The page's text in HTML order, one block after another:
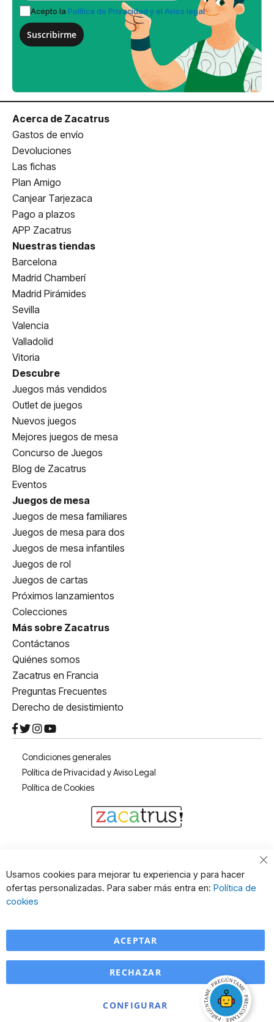
Acepto la Política de Privacidad y el Aviso legal
Suscribirme
Acerca de Zacatrus
Gastos de envío
Devoluciones
Las fichas
Plan Amigo
Canjear Tarjezaca
Pago a plazos
APP Zacatrus
Nuestras tiendas
Barcelona
Madrid Chamberí
Madrid Pirámides
Sevilla
Valencia
Valladolid
Vitoria
Descubre
Juegos más vendidos
Outlet de juegos
Nuevos juegos
Mejores juegos de mesa
Concurso de Juegos
Blog de Zacatrus
Eventos
Juegos de mesa
Juegos de mesa familiares
Juegos de mesa para dos
Juegos de mesa infantiles
Juegos de rol
Juegos de cartas
Próximos lanzamientos
Colecciones
Más sobre Zacatrus
Contáctanos
Quiénes somos
Zacatrus en Francia
Preguntas Frecuentes
Derecho de desistimiento
Condiciones generales
Política de Privacidad y Aviso Legal
Política de Cookies
Usamos cookies para mejorar tu experiencia y para hacer
ofertas personalizadas. Para saber más entra en: Política de
cookies
ACEPTAR
CONFIGURAR
RECHAZAR